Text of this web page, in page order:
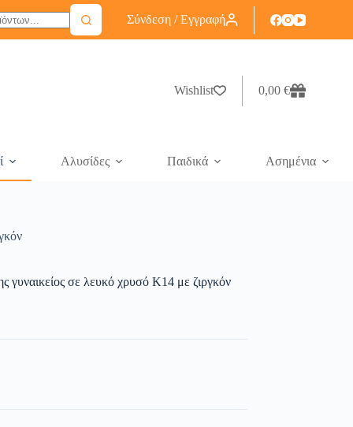
Σύνδεση / Εγγραφή
Wishlist 0,00 €
Αλυσίδες Παιδικά Ασημένια
γυναικείος σε λευκό χρυσό Κ14 με ζιργκόν